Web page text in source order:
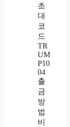
초
대
코
드
TR
UM
P10
04
출
금
방
법
비